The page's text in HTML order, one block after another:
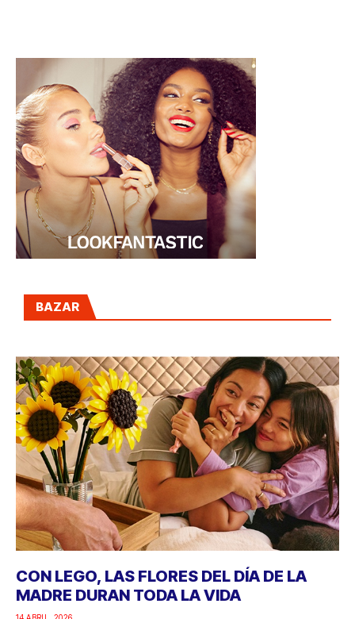
BAZAR
CON LEGO, LAS FLORES DEL DÍA DE LA
MADRE DURAN TODA LA VIDA